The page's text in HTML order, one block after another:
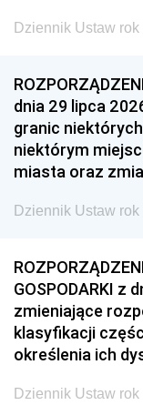
Dziennik Ustaw rok
dnia 29 lipca
granic
niektórym
miasta oraz
Dziennik Ustaw
GOSPODARKI z
zmieniające
klasyfikacji
określenia ich
Dziennik Ustaw